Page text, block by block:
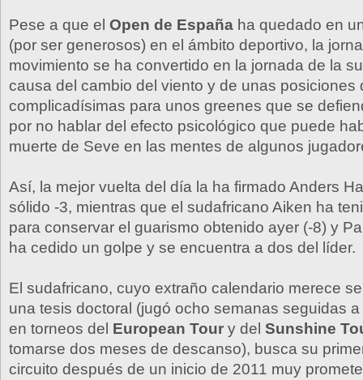
Pese a que el Open de España ha quedado en
(por ser generosos) en el ámbito deportivo, la
movimiento se ha convertido en la jornada de la
causa del cambio del viento y de unas posiciones
complicadísimas para unos greenes que se
por no hablar del efecto psicológico que puede
muerte de Seve en las mentes de algunos
Así, la mejor vuelta del día la ha firmado Anders
sólido -3, mientras que el sudafricano Aiken ha
para conservar el guarismo obtenido ayer (-8) y
ha cedido un golpe y se encuentra a dos del líder.
El sudafricano, cuyo extraño calendario merece
una tesis doctoral (jugó ocho semanas seguidas
en torneos del European Tour y del Sunshine
tomarse dos meses de descanso), busca su
circuito después de un inicio de 2011 muy